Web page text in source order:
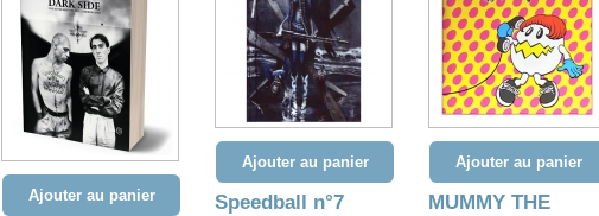
Ajouter au panier
Ajouter au panier
Speedball n°7
Ajouter au panier
MUMMY THE